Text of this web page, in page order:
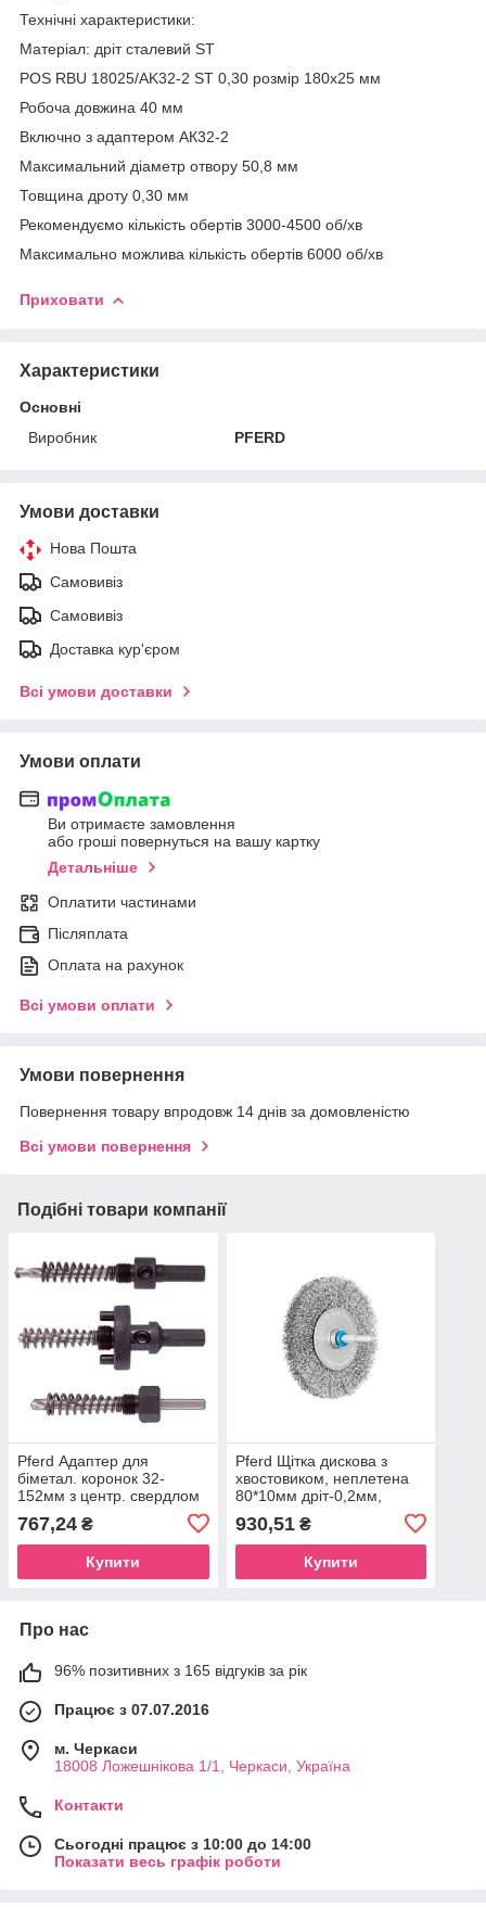
Технічні характеристики:
Матеріал: дріт сталевий ST
POS RBU 18025/AK32-2 ST 0,30 розмір 180х25 мм
Робоча довжина 40 мм
Включно з адаптером АК32-2
Максимальний діаметр отвору 50,8 мм
Товщина дроту 0,30 мм
Рекомендуємо кількість обертів 3000-4500 об/хв
Максимально можлива кількість обертів 6000 об/хв
Приховати
Характеристики
Основні
Виробник
PFERD
Умови доставки
Нова Пошта
Самовивіз
Самовивіз
Доставка кур'єром
Всі умови доставки
Умови оплати
Ви отримаєте замовлення
або гроші повернуться на вашу картку
Детальніше
Оплатити частинами
Післяплата
Оплата на рахунок
Всі умови оплати
Умови повернення
Повернення товару впродовж 14 днів за домовленістю
Всі умови повернення
Подібні товари компанії
Pferd Адаптер для
біметал. коронок 32-
152мм з центр. свердлом
767,24 ₴
Купити
Pferd Щітка дискова з
хвостовиком, неплетена
80*10мм дріт-0,2мм,
930,51₴
Купити
Про нас
96% позитивних з 165 відгуків за рік
Працює з 07.07.2016
м. Черкаси
18008 Ложешнікова 1/1, Черкаси, Україна
Контакти
Сьогодні працює з 10:00 до 14:00
Показати весь графік роботи